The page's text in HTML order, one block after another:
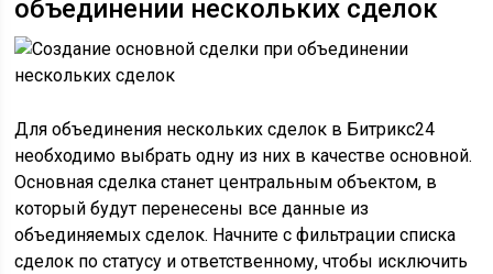
объединении нескольких сделок
Для объединения нескольких сделок в Битрикс24
необходимо выбрать одну из них в качестве основной.
Основная сделка станет центральным объектом, в
который будут перенесены все данные из
объединяемых сделок. Начните с фильтрации списка
сделок по статусу и ответственному, чтобы исключить